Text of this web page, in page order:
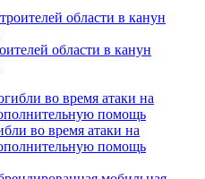
области в канун
во время атаки на
помощь